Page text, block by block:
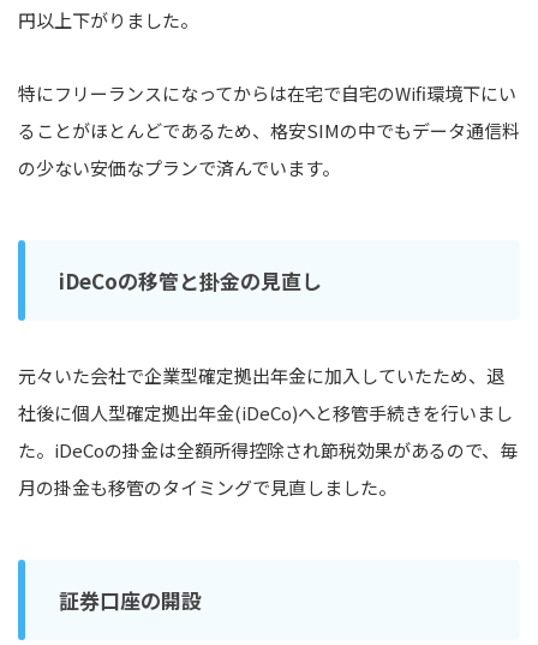
円以上下がりました。
特にフリーランスになってからは在宅で自宅のWifi環境下にい
ることがほとんどであるため、格安SIMの中でもデータ通信料
の少ない安価なプランで済んでいます。
iDeCoの移管と掛金の見直し
元々いた会社で企業型確定拠出年金に加入していたため、退
社後に個人型確定拠出年金(iDeCo)へと移管手続きを行いまし
た。iDeCoの掛金は全額所得控除され節税効果があるので、毎
月の掛金も移管のタイミングで見直しました。
証券口座の開設